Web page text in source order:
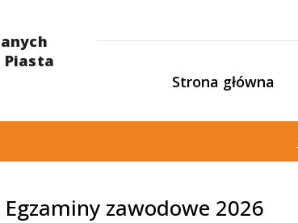
Strona główna
Egzaminy zawodowe 2026